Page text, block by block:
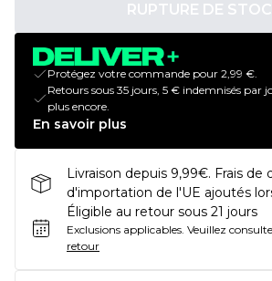
RUPTURE DE
Protégez votre commande pour 2,99 €.
Retours sous 35 jours, 5 € indemnisés par
plus encore.
En savoir plus
Livraison depuis 9,99€. Frais de
d'importation de l'UE ajoutés
Éligible au retour sous 21 jours
Exclusions applicables. Veuillez
retour